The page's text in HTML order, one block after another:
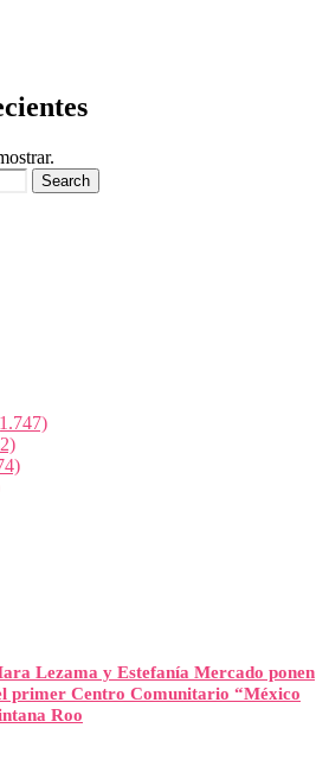
Lezama y Estefanía Mercado ponen
primer Centro Comunitario “México
Roo